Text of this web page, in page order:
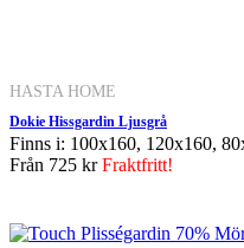
HASTA HOME
Dokie Hissgardin Ljusgrå
Finns i: 100x160, 120x160,
Från 725 krFraktfritt!